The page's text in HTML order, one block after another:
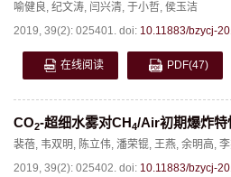
喻健良, 纪文涛, 闫兴清, 于小哲, 侯玉洁
2019, 39(2): 025401. doi: 10.11883/bzycj-
在线阅读 PDF(47)
CO2-超细水雾对CH4/Air初期爆炸特
裴蓓, 韦双明, 陈立伟, 潘荣锟, 王燕, 余明高,
2019, 39(2): 025402. doi: 10.11883/bzycj-